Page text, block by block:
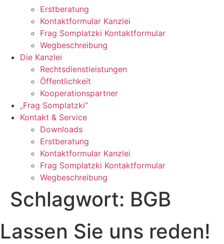
Erstberatung
Kontaktformular Kanzlei
Frag Somplatzki Kontaktformular
Wegbeschreibung
Die Kanzlei
Rechtsdienstleistungen
Öffentlichkeit
Kooperationspartner
„Frag Somplatzki“
Kontakt & Service
Downloads
Erstberatung
Kontaktformular Kanzlei
Frag Somplatzki Kontaktformular
Wegbeschreibung
Schlagwort: BGB
Lassen Sie uns reden!